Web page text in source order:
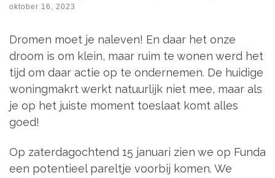
oktober 16, 2023
Dromen moet je naleven! En daar het onze
droom is om klein, maar ruim te wonen werd het
tijd om daar actie op te ondernemen. De huidige
woningmakrt werkt natuurlijk niet mee, maar als
je op het juiste moment toeslaat komt alles
goed!
Op zaterdagochtend 15 januari zien we op Funda
een potentieel pareltje voorbij komen. We